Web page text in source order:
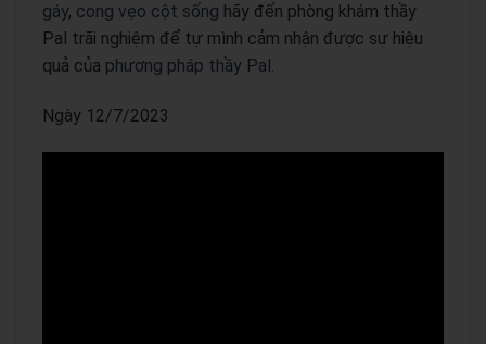
gáy, cong vẹo cột sống hãy đến phòng khám thầy
Pal trãi nghiệm để tự mình cảm nhận được sự hiệu
quả của phương pháp thầy Pal .
Ngày 12/7/2023